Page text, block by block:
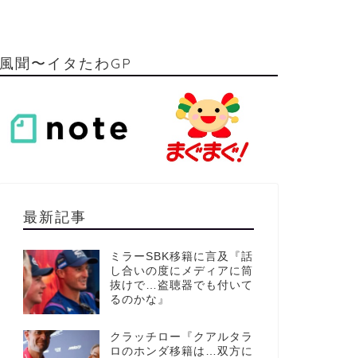
風聞〜イタたわGP
最新記事
ミラーSBK移籍に言及『話
し合いの度にメディアに筒
抜けで…盗聴器でも付いて
るのかな』
クラッチロー『クアルタラ
ロのホンダ移籍は…双方に